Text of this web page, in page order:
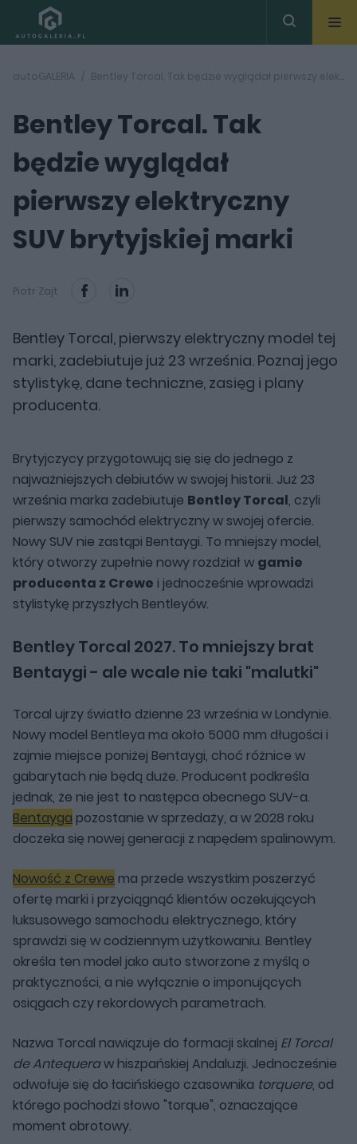
autoGALERIA Bentley Torcal. Tak będzie wyglądał pierwszy elektryczny SUV brytyjskiej marki
Bentley Torcal. Tak
będzie wyglądał
pierwszy elektryczny
SUV brytyjskiej marki
Piotr Zajt
Bentley Torcal, pierwszy elektryczny model tej
marki, zadebiutuje już 23 września. Poznaj jego
stylistykę, dane techniczne, zasięg i plany
producenta.
Brytyjczycy przygotowują się się do jednego z
najważniejszych debiutów w swojej historii. Już 23
września marka zadebiutuje Bentley Torcal, czyli
pierwszy samochód elektryczny w swojej ofercie.
Nowy SUV nie zastąpi Bentaygi. To mniejszy model,
który otworzy zupełnie nowy rozdział w gamie
producenta z Crewe i jednocześnie wprowadzi
stylistykę przyszłych Bentleyów.
Bentley Torcal 2027. To mniejszy brat
Bentaygi - ale wcale nie taki "malutki"
Torcal ujrzy światło dzienne 23 września w Londynie.
Nowy model Bentleya ma około 5000 mm długości i
zajmie miejsce poniżej Bentaygi, choć różnice w
gabarytach nie będą duże. Producent podkreśla
jednak, że nie jest to następca obecnego SUV-a.
Bentayga pozostanie w sprzedaży, a w 2028 roku
doczeka się nowej generacji z napędem spalinowym.
Nowość z Crewe ma przede wszystkim poszerzyć
ofertę marki i przyciągnąć klientów oczekujących
luksusowego samochodu elektrycznego, który
sprawdzi się w codziennym użytkowaniu. Bentley
określa ten model jako auto stworzone z myślą o
praktyczności, a nie wyłącznie o imponujących
osiągach czy rekordowych parametrach.
Nazwa Torcal nawiązuje do formacji skalnej El Torcal
de Antequeraw hiszpańskiej Andaluzji. Jednocześnie
odwołuje się do łacińskiego czasownika torquere, od
którego pochodzi słowo "torque", oznaczające
moment obrotowy.